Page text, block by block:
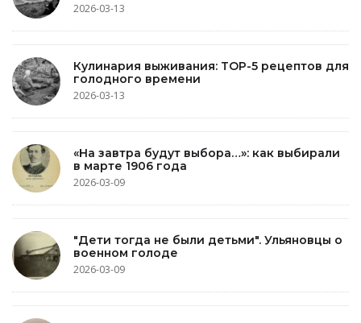
2026-03-13
Кулинария выживания: TOP-5 рецептов для
голодного времени
2026-03-13
«На завтра будут выбора…»: как выбирали
в марте 1906 года
2026-03-09
"Дети тогда не были детьми". Ульяновцы о
военном голоде
2026-03-09